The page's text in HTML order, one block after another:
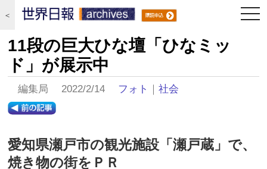
＜
11段の巨大ひな壇「ひなミッ
ド」が展示中
編集局 2022/2/14 フォト ｜社会
愛知県瀬戸市の観光施設「瀬戸蔵」で、
焼き物の街をＰＲ